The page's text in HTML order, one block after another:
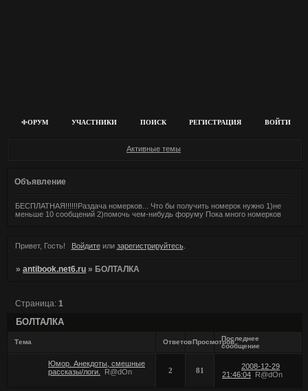
ФОРУМ УЧАСТНИКИ ПОИСК РЕГИСТРАЦИЯ ВОЙТИ
Активные темы
Объявление
БЕСПЛАТНАЯ!!!!!!Раздача номерков... Что бы получить номерок нужно 1)не
меньше 10 сообщений 2)помочь чем-нибудь форуму Пока много номерков
Привет, Гость! Войдитеили зарегистрируйтесь.
»antibook.net6.ru » БОЛТАЛКА
БОЛТАЛКА
Страница:1
Тема ОтветовПросмотровПоследнее
сообщение
Юмор. Анекдоты, смешные
рассказы/логи.
R@dOn 2 81
2008-12-29
21:46:04 R@dOn